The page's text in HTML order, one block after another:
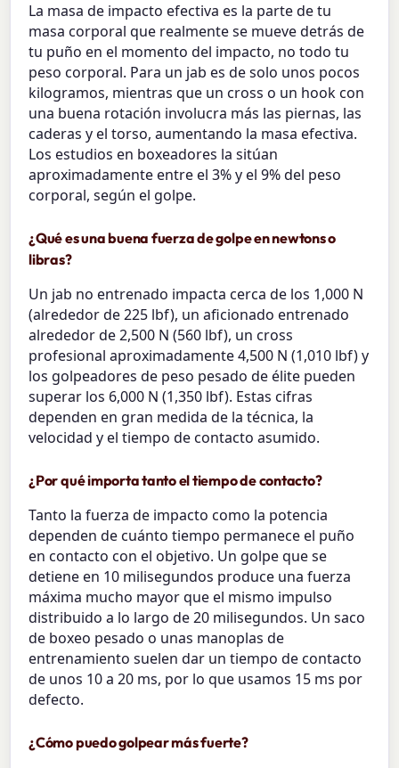
La masa de impacto efectiva es la parte de tu
masa corporal que realmente se mueve detrás de
tu puño en el momento del impacto, no todo tu
peso corporal. Para un jab es de solo unos pocos
kilogramos, mientras que un cross o un hook con
una buena rotación involucra más las piernas, las
caderas y el torso, aumentando la masa efectiva.
Los estudios en boxeadores la sitúan
aproximadamente entre el 3% y el 9% del peso
corporal, según el golpe.
¿Qué es una buena fuerza de golpe en newtons o
libras?
Un jab no entrenado impacta cerca de los 1,000 N
(alrededor de 225 lbf), un aficionado entrenado
alrededor de 2,500 N (560 lbf), un cross
profesional aproximadamente 4,500 N (1,010 lbf) y
los golpeadores de peso pesado de élite pueden
superar los 6,000 N (1,350 lbf). Estas cifras
dependen en gran medida de la técnica, la
velocidad y el tiempo de contacto asumido.
¿Por qué importa tanto el tiempo de contacto?
Tanto la fuerza de impacto como la potencia
dependen de cuánto tiempo permanece el puño
en contacto con el objetivo. Un golpe que se
detiene en 10 milisegundos produce una fuerza
máxima mucho mayor que el mismo impulso
distribuido a lo largo de 20 milisegundos. Un saco
de boxeo pesado o unas manoplas de
entrenamiento suelen dar un tiempo de contacto
de unos 10 a 20 ms, por lo que usamos 15 ms por
defecto.
¿Cómo puedo golpear más fuerte?